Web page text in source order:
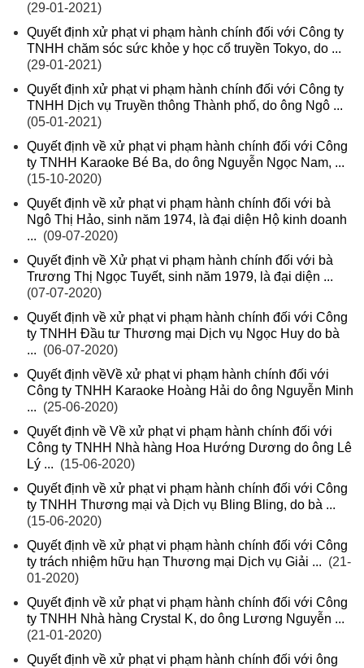
(29-01-2021)
Quyết định xử phạt vi phạm hành chính đối với Công ty
TNHH chăm sóc sức khỏe y học cổ truyền Tokyo, do ...
(29-01-2021)
Quyết định xử phạt vi phạm hành chính đối với Công ty
TNHH Dịch vụ Truyền thông Thành phố, do ông Ngô ...
(05-01-2021)
Quyết định về xử phạt vi phạm hành chính đối với Công
ty TNHH Karaoke Bé Ba, do ông Nguyễn Ngọc Nam, ...
(15-10-2020)
Quyết định về xử phạt vi phạm hành chính đối với bà
Ngô Thị Hảo, sinh năm 1974, là đại diện Hộ kinh doanh
... (09-07-2020)
Quyết định về Xử phạt vi phạm hành chính đối với bà
Trương Thị Ngọc Tuyết, sinh năm 1979, là đại diện ...
(07-07-2020)
Quyết định về xử phạt vi phạm hành chính đối với Công
ty TNHH Đầu tư Thương mại Dịch vụ Ngọc Huy do bà
... (06-07-2020)
Quyết định vềVề xử phạt vi phạm hành chính đối với
Công ty TNHH Karaoke Hoàng Hải do ông Nguyễn Minh
... (25-06-2020)
Quyết định về Về xử phạt vi phạm hành chính đối với
Công ty TNHH Nhà hàng Hoa Hướng Dương do ông Lê
Lý ... (15-06-2020)
Quyết định về xử phạt vi phạm hành chính đối với Công
ty TNHH Thương mại và Dịch vụ Bling Bling, do bà ...
(15-06-2020)
Quyết định về xử phạt vi phạm hành chính đối với Công
ty trách nhiệm hữu hạn Thương mại Dịch vụ Giải ... (21-
01-2020)
Quyết định về xử phạt vi phạm hành chính đối với Công
ty TNHH Nhà hàng Crystal K, do ông Lương Nguyễn ...
(21-01-2020)
Quyết định về xử phạt vi phạm hành chính đối với ông